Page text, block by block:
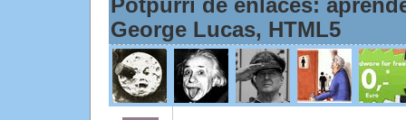
Potpurrí de enlaces:
George Lucas, HTML5